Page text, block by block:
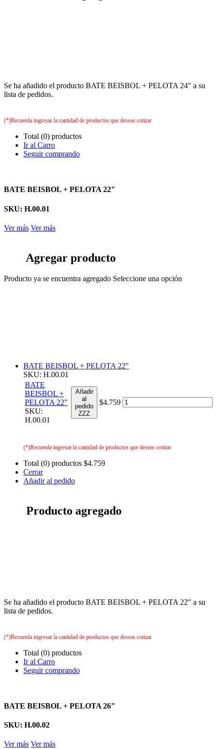
Se ha añadido el producto BATE BEISBOL + PELOTA 24" a su
lista de pedidos.
(*)Recuerda ingresar la cantidad de productos que deseas cotizar
Total (0) productos
Ir al Carro
Seguir comprando
BATE BEISBOL + PELOTA 22"
SKU: H.00.01
Ver más Ver más
Agregar producto
Producto ya se encuentra agregado Seleccione una opción
BATE BEISBOL + PELOTA 22"
SKU: H.00.01
BATE
BEISBOL +
PELOTA 22"
SKU:
H.00.01
Añadir
al
pedido
ZZZ
$4.759
(*)Recuerda ingresar la cantidad de productos que deseas cotizar
Total (0) productos $4.759
Cerrar
Añadir al pedido
Producto agregado
Se ha añadido el producto BATE BEISBOL + PELOTA 22" a su
lista de pedidos.
(*)Recuerda ingresar la cantidad de productos que deseas cotizar
Total (0) productos
Ir al Carro
Seguir comprando
BATE BEISBOL + PELOTA 26"
SKU: H.00.02
Ver más Ver más